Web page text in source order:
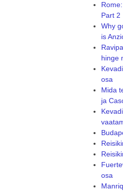
Part 2
Why
is
hinge
osa
Mida
ja
osa